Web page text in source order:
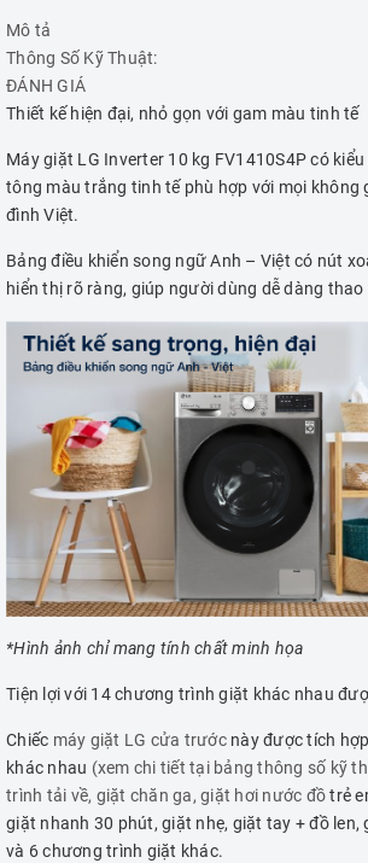
Mô tả
Thông Số Kỹ Thuật:
ĐÁNH GIÁ
Thiết kế hiện đại, nhỏ gọn với gam màu tinh tế
Máy giặt LG Inverter 10 kg FV1410S4P có
tông màu trắng tinh tế phù hợp với mọi không
đình Việt.
Bảng điều khiển song ngữ Anh – Việt có nút
hiển thị rõ ràng, giúp người dùng dễ dàng
*Hình ảnh chỉ mang tính chất minh họa
Tiện lợi với 14 chương trình giặt khác nhau
Chiếc máy giặt LG cửa trước này được tích
khác nhau (xem chi tiết tại bảng thông số kỹ
trình tải về, giặt chăn ga, giặt hơi nước đồtrẻ
giặt nhanh 30 phút, giặt nhẹ, giặt tay + đồ len,
và 6 chương trình giặt khác.